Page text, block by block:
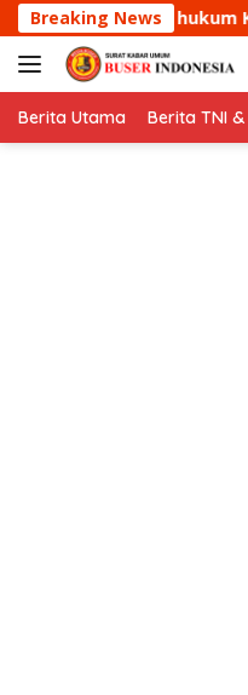
Langsung
ke
konten
Breaking News
Tanjungmedar
Berita Utama Berita TNI &